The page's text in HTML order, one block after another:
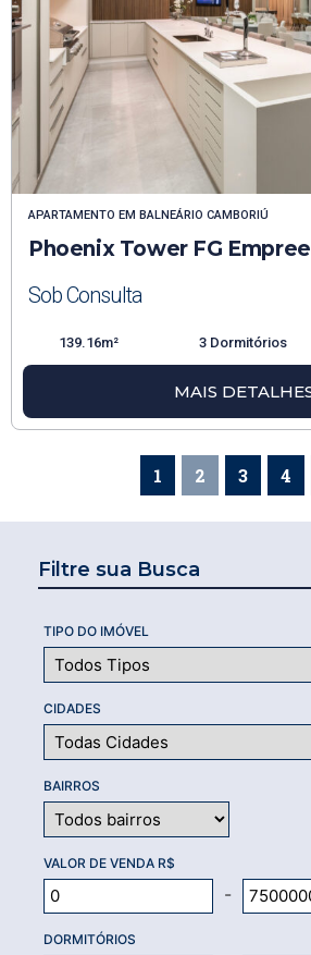
Filtre sua Busca
TIPO DO IMÓVEL
CIDADES
BAIRROS
VALOR DE VENDA R$
-
DORMITÓRIOS
APARTAMENTO EM BALNEÁRIO CAMBORIÚ
Phoenix Tower FG
Sob Consulta
139.16m² 3 Dormitórios
MAIS
1 2 3 4